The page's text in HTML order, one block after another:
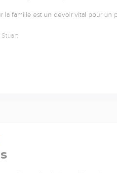
la famille est un devoir vital pour un
Stuart